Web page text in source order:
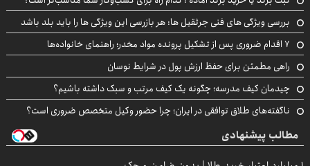
بررسی ویژگی های فنی جرثقیل ها: هر بازرسی این ویژگی ها را باید بلد باشد
۷ اقدام ضروری پس از تشکیل پرونده مواد مخدر؛ راهنمای خانواده‌ها
راهی مطمئن برای حفظ ارزش پول در شرایط نوسان
چیدمان کیف مدرسه؛ چگونه یک کیف مرتب و سبک داشته باشیم؟
ناگفته‌های طلاق توافقی در ایران؛ چرا حضور وکیل متخصص ضروری است؟
مطالب پیشنهادی